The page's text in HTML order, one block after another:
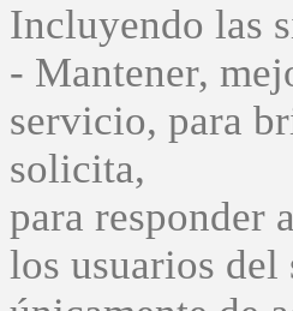
Incluyendo las
- Mantener,
servicio, para
solicita,
para responder
los usuarios